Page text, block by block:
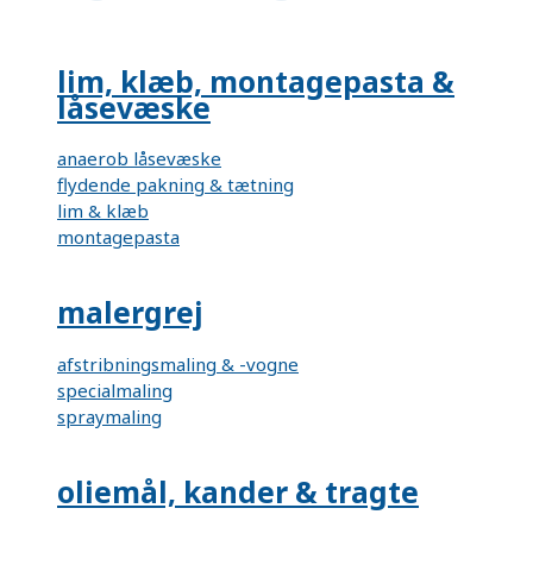
lim, klæb, montagepasta &
låsevæske
anaerob låsevæske
flydende pakning & tætning
lim & klæb
montagepasta
malergrej
afstribningsmaling & -vogne
specialmaling
spraymaling
oliemål, kander & tragte